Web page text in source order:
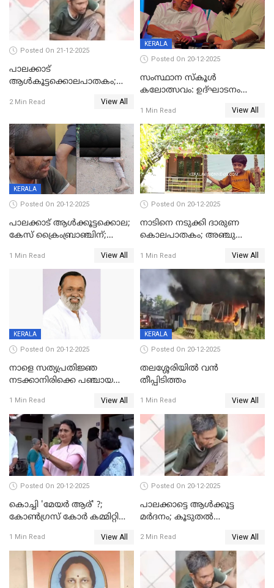
Posted On 21-12-2025
പാലക്കാട്‌
ആൾകൂട്ടക്കൊലപാതകം;
ഊർജ്ജിതമാക്കിമാക്കി
2 Min Read View All
KERALA
Posted On 20-12-2025
സംസ്ഥാന സ്കൂൾ
കലോത്സവം: ഉദ്ഘാടനം
മുഖ്യാതിഥിയായി
മോഹൻലാൽ
1 Min Read View All
KERALA
Posted On 20-12-2025
പാലക്കാട് ആൾക്കൂട്ടക്കൊല;
കേസ് ക്രൈംബ്രാഞ്ചിന്;
അന്വേഷിക്കും
1 Min Read View All
Posted On 20-12-2025
നാടിനെ നടുക്കി ദാരുണ
കൊലപാതകം; അഞ്ചു
കഴുത്തുഞെരിച്ച് കൊന്നു
1 Min Read View All
KERALA
Posted On 20-12-2025
നാളെ സത്യപ്രതിജ്ഞ
നടക്കാനിരിക്കെ പഞ്ചായത്ത്
1 Min Read View All
KERALA
Posted On 20-12-2025
തലശ്ശേരിയിൽ വൻ
തീപ്പിടിത്തം
1 Min Read View All
Posted On 20-12-2025
കൊച്ചി 'മേയർ ആര്' ?;
കോണ്‍ഗ്രസ് കോര്‍ കമ്മിറ്റി
1 Min Read View All
Posted On 20-12-2025
പാലക്കാട്ടെ ആള്‍ക്കൂട്ട
മര്‍ദനം; കൂടുതല്‍
അംഗ സംഘമെന്ന് വിവരം
2 Min Read View All